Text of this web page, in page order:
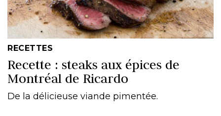
RECETTES
Recette : steaks aux épices de
Montréal de Ricardo
De la délicieuse viande pimentée.